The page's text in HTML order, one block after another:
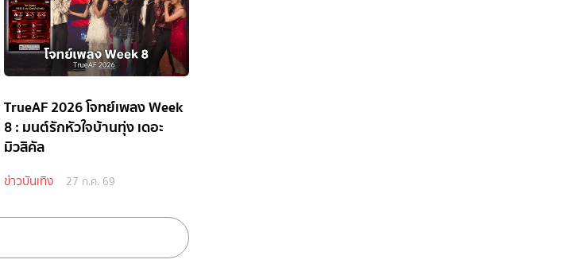
TrueAF 2026 โจทย์เพลง Week
8 : มนต์รักหัวใจบ้านทุ่ง เดอะ
มิวสิคัล
ข่าวบันเทิง 27 ก.ค. 69